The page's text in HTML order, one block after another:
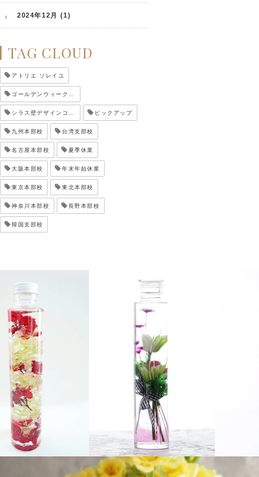
2024年12月 (1)
TAG CLOUD
アトリエ ソレイユ
ゴールデンウィーク休業
シラス壁デザインコンテスト ピックアップ
九州本部校 台湾支部校
名古屋本部校 夏季休業
大阪本部校 年末年始休業
東京本部校 東北本部校
神奈川本部校 長野本部校
韓国支部校